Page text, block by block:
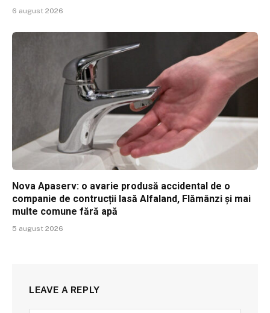
6 august 2026
Nova Apaserv: o avarie produsă accidental de o
companie de contrucții lasă Alfaland, Flămânzi și mai
multe comune fără apă
5 august 2026
LEAVE A REPLY